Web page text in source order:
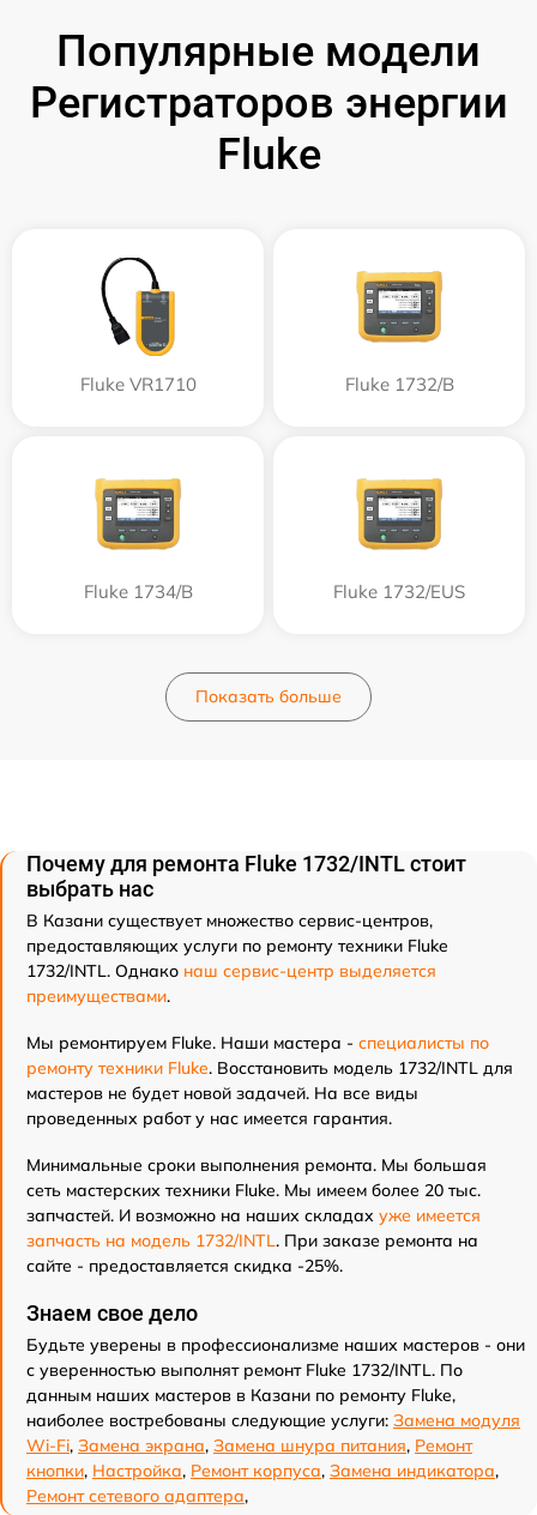
Популярные модели
Регистраторов энергии
Fluke
Fluke VR1710 Fluke 1732/B
Fluke 1734/B Fluke 1732/EUS
Показать больше
Почему для ремонта Fluke 1732/INTL стоит
выбрать нас
В Казани существует множество сервис-центров,
предоставляющих услуги по ремонту техники Fluke
1732/INTL. Однако наш сервис-центр выделяется
преимуществами.
Мы ремонтируем Fluke. Наши мастера - специалисты по
ремонту техники Fluke. Восстановить модель 1732/INTL для
мастеров не будет новой задачей. На все виды
проведенных работ у нас имеется гарантия.
Минимальные сроки выполнения ремонта. Мы большая
сеть мастерских техники Fluke. Мы имеем более 20 тыс.
запчастей. И возможно на наших складах уже имеется
запчасть на модель 1732/INTL. При заказе ремонта на
сайте - предоставляется скидка -25%.
Знаем свое дело
Будьте уверены в профессионализме наших мастеров - они
с уверенностью выполнят ремонт Fluke 1732/INTL. По
данным наших мастеров в Казани по ремонту Fluke,
наиболее востребованы следующие услуги: Замена модуля
Wi-Fi, Замена экрана, Замена шнура питания, Ремонт
кнопки, Настройка, Ремонт корпуса, Замена индикатора,
Ремонт сетевого адаптера,